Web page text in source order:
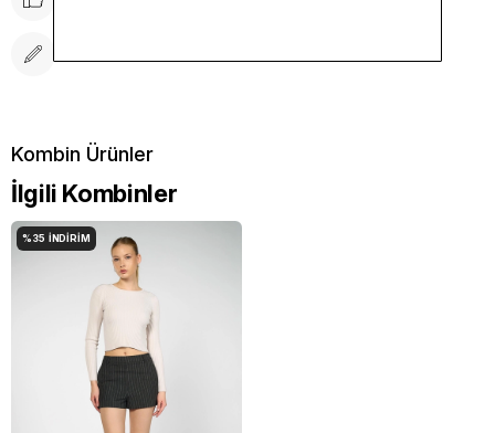
İlgili Kombinler
%35 İNDIRIM